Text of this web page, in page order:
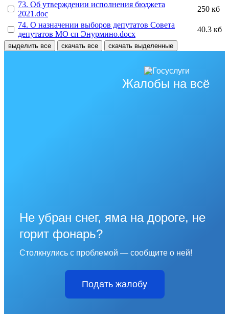
73. Об утверждении исполнения бюджета
2021.doc
250 кб
74. О назначении выборов депутатов Совета
депутатов МО сп Энурмино.docx
40.3 кб
выделить все скачать все скачать выделенные
Жалобы на всё
Не убран снег, яма на дороге, не
горит фонарь?
Столкнулись с проблемой — сообщите о ней!
Подать жалобу